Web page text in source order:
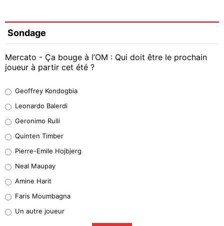
Sondage
Mercato - Ça bouge à l’OM : Qui doit être le prochain
joueur à partir cet été ?
38%
32%
4%
1%
9%
Geoffrey Kondogbia
Leonardo Balerdi
Geronimo Rulli
Quinten Timber
Pierre-Emile Hojbjerg
Neal Maupay
Amine Harit
Faris Moumbagna
Un autre joueur